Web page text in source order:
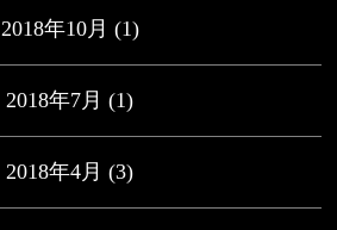
2018年10月 (1)
2018年7月 (1)
2018年4月 (3)